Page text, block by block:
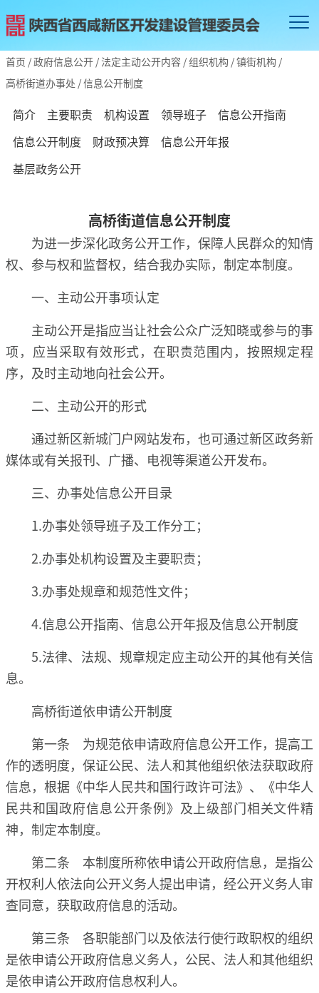
首页 /政府信息公开 / 法定主动公开内容 /组织机构 /镇街机构 /
高桥街道办事处 /信息公开制度
简介 主要职责 机构设置 领导班子
信息公开指南
信息公开制度
财政预决算
信息公开年报
基层政务公开
高桥街道信息公开制度
为进一步深化政务公开工作，保障人民群众的知情
权、参与权和监督权，结合我办实际，制定本制度。
一、主动公开事项认定
主动公开是指应当让社会公众广泛知晓或参与的事
项，应当采取有效形式，在职责范围内，按照规定程
序，及时主动地向社会公开。
二、主动公开的形式
通过新区新城门户网站发布，也可通过新区政务新
媒体或有关报刊、广播、电视等渠道公开发布。
三、办事处信息公开目录
1.办事处领导班子及工作分工；
2.办事处机构设置及主要职责；
3.办事处规章和规范性文件；
4.信息公开指南、信息公开年报及信息公开制度
5.法律、法规、规章规定应主动公开的其他有关信
息。
高桥街道依申请公开制度
第一条 为规范依申请政府信息公开工作，提高工
作的透明度，保证公民、法人和其他组织依法获取政府
信息，根据《中华人民共和国行政许可法》、《中华人
民共和国政府信息公开条例》及上级部门相关文件精
神，制定本制度。
第二条 本制度所称依申请公开政府信息，是指公
开权利人依法向公开义务人提出申请，经公开义务人审
查同意，获取政府信息的活动。
第三条 各职能部门以及依法行使行政职权的组织
是依申请公开政府信息义务人，公民、法人和其他组织
是依申请公开政府信息权利人。